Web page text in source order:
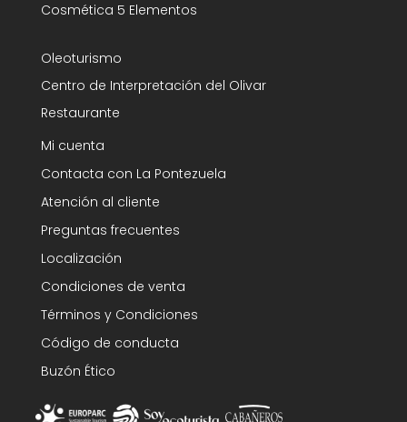
Cosmética 5 Elementos
Oleoturismo
Centro de Interpretación del Olivar
Restaurante
Mi cuenta
Contacta con La Pontezuela
Atención al cliente
Preguntas frecuentes
Localización
Condiciones de venta
Términos y Condiciones
Código de conducta
Buzón Ético